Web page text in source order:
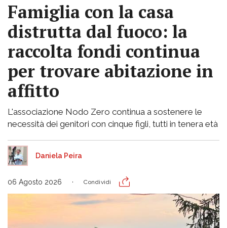
Famiglia con la casa
distrutta dal fuoco: la
raccolta fondi continua
per trovare abitazione in
affitto
L'associazione Nodo Zero continua a sostenere le
necessità dei genitori con cinque figli, tutti in tenera età
Daniela Peira
06 Agosto 2026 Condividi